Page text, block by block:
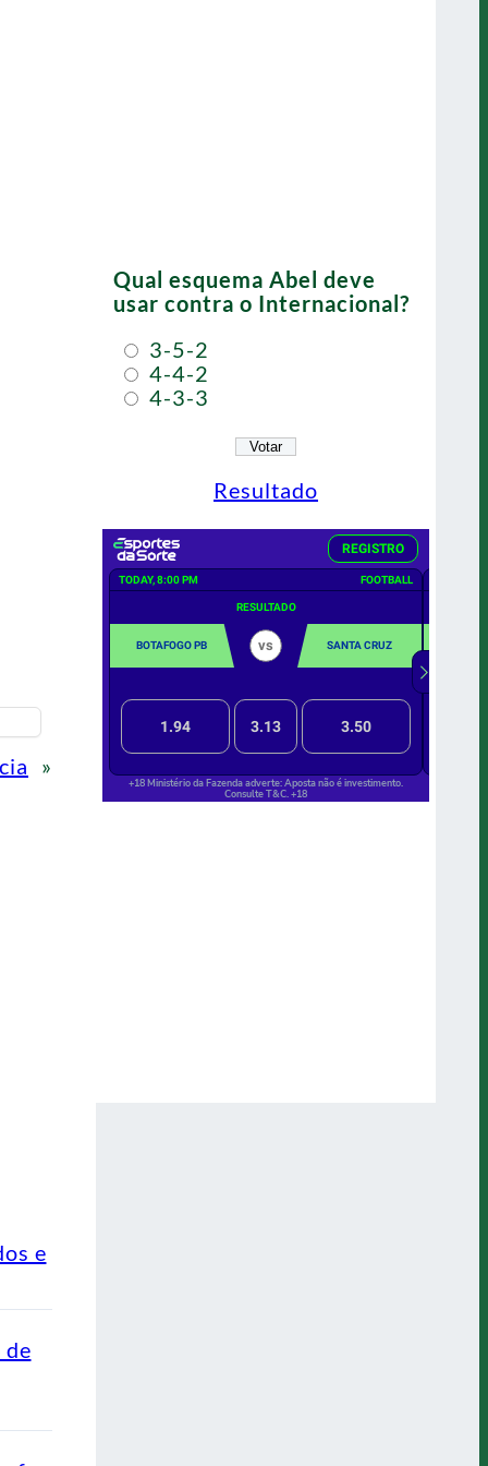
»
e
Qual esquema Abel deve
usar contra o Internacional?
3-5-2
4-4-2
4-3-3
Resultado